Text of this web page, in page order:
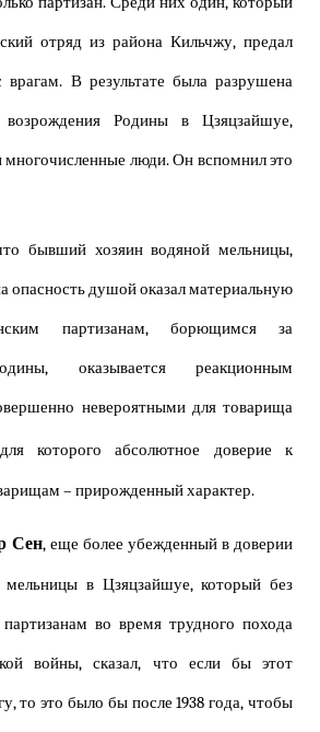
отряд из района Кильчжу, предал
В результате была разрушена
возрождения Родины в Цзяцзайшуе,
многочисленные люди. Он вспомнил это
бывший хозяин водяной мельницы,
опасность душой оказал материальную
партизанам, борющимся за
оказывается реакционным
невероятными для товарища
которого абсолютное доверие к
– прирожденный характер.
Сен, еще более убежденный в доверии
мельницы в Цзяцзайшуе, который без
во время трудного похода
войны, сказал, что если бы этот
то это было бы после 1938 года, чтобы